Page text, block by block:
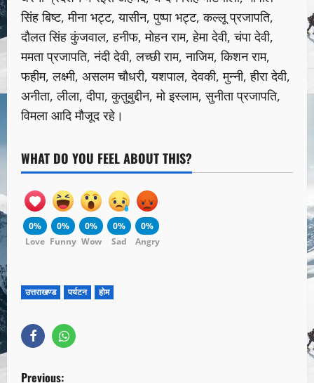
सिंह बिष्ट, मीना भट्ट, यासीन, पुष्पा भट्ट, कल्लू प्रजापति,
दौलत सिंह कुंजवाल, हनीफ, मोहन राम, हेमा देवी, चंपा देवी,
ममता प्रजापति, नंदी देवी, लच्छी राम, नाजिम, किशन राम,
फहीम, लक्ष्मी, असलम चौधरी, यशपाल, देवकी, मुन्नी, हीरा देवी,
अनीता, लीला, दीपा, कुतुबुद्दीन, मो इस्लाम, सुनीता प्रजापति,
विमला आदि मौजूद रहे।
WHAT DO YOU FEEL ABOUT THIS?
0%
Love
0%
Funny
0%
Wow
0%
Sad
0%
Angry
उत्तराखण्ड पर्यटन होम
Previous: